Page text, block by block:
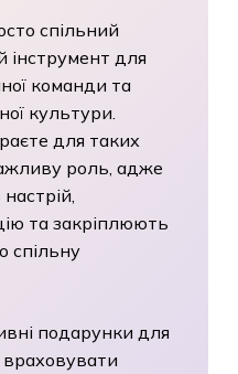
спільний
інструмент для
команди та
культури.
для таких
роль, адже
та закріплюють
спільну
подарунки для